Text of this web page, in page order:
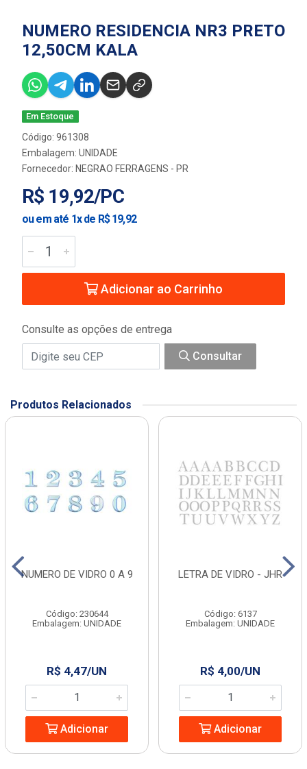
NUMERO RESIDENCIA NR3 PRETO
12,50CM KALA
Em Estoque
Código: 961308
Embalagem: UNIDADE
Fornecedor: NEGRAO FERRAGENS - PR
R$ 19,92/PC
ou em até 1x de R$ 19,92
Adicionar ao Carrinho
Consulte as opções de entrega
Consultar
Produtos Relacionados
NUMERO DE VIDRO 0 A 9
Código: 230644
Embalagem: UNIDADE
R$ 4,47/UN
Adicionar
LETRA DE VIDRO - JHR
Código: 6137
Embalagem: UNIDADE
R$ 4,00/UN
Adicionar